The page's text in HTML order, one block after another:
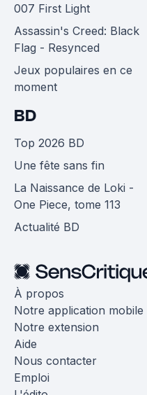
007 First Light
Assassin's Creed: Black
Flag - Resynced
Jeux populaires en ce
moment
BD
Top 2026 BD
Une fête sans fin
La Naissance de Loki -
One Piece, tome 113
Actualité BD
À propos
Notre application mobile
Notre extension
Aide
Nous contacter
Emploi